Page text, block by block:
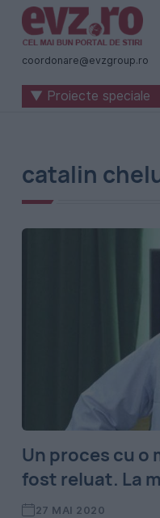
Știri
naționale
internaționale
România
-
coordonare@evzgroup.ro
▼ Proiecte speciale
catalin
Un proces cu o
fost reluat. La
27 MAI 2020